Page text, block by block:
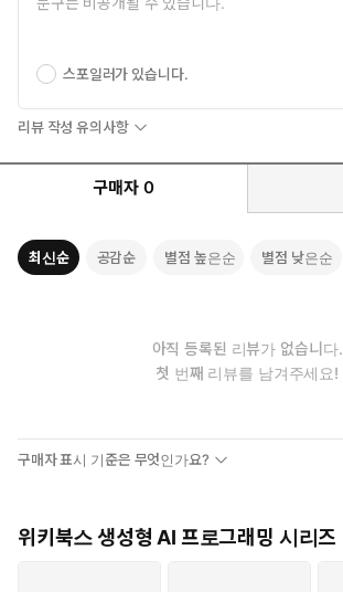
스포일러가 있습니다.
리뷰 작성 유의사항
구매자 0
최신순 공감순 별점 높은순 별점 낮은순
아직 등록된 리뷰가 없습니다.
첫 번째 리뷰를 남겨주세요!
구매자 표시 기준은 무엇인가요?
위키북스 생성형 AI 프로그래밍 시리즈